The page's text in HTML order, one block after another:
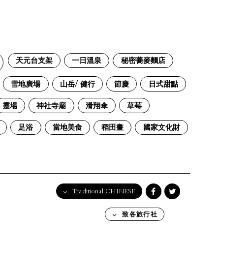
天元台支架 一日溫泉 秘密蕎麥麵店
雪地廣場 山岳/ 健行 節慶 日式甜點
靈場 神社寺廟 滑翔傘 草莓
足浴 當地美食 稻田畫 國家文化財
Traditional CHINESE
English
致各旅行社